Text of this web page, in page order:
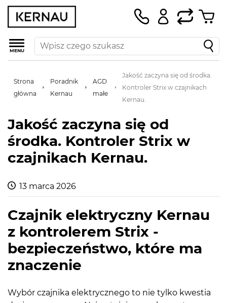
MENU
Strona
główna
Poradnik
Kernau
AGD
małe
Jakość zaczyna się od środka.
Kontroler Strix w czajnikach
Kernau.
Jakość zaczyna się od
środka. Kontroler Strix w
czajnikach Kernau.
13 marca 2026
Czajnik elektryczny Kernau
z kontrolerem Strix -
bezpieczeństwo, które ma
znaczenie
Wybór czajnika elektrycznego to nie tylko kwestia